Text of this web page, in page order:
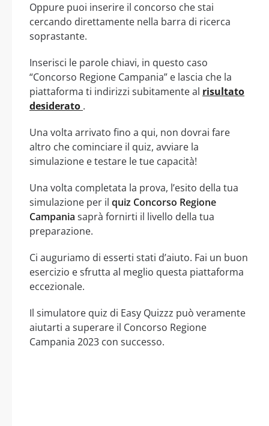
Oppure puoi inserire il concorso che stai
cercando direttamente nella barra di ricerca
soprastante.
Inserisci le parole chiavi, in questo caso
“Concorso Regione Campania” e lascia che la
piattaforma ti indirizzi subitamente al risultato
desiderato .
Una volta arrivato fino a qui, non dovrai fare
altro che cominciare il quiz, avviare la
simulazione e testare le tue capacità!
Una volta completata la prova, l’esito della tua
simulazione per il quiz Concorso Regione
Campania saprà fornirti il livello della tua
preparazione.
Ci auguriamo di esserti stati d’aiuto. Fai un buon
esercizio e sfrutta al meglio questa piattaforma
eccezionale.
Il simulatore quiz di Easy Quizzz può veramente
aiutarti a superare il Concorso Regione
Campania 2023 con successo.